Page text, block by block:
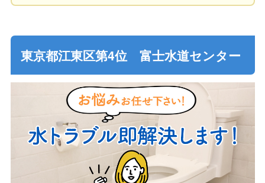
東京都江東区第4位 富士水道センター